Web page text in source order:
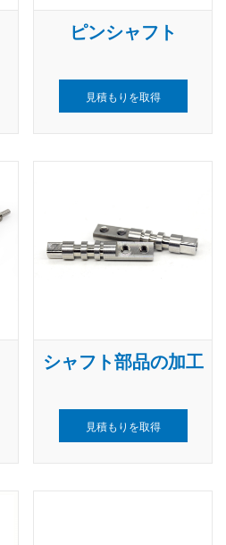
ピンシャフト
見積もりを取得
シャフト部品の加工
見積もりを取得